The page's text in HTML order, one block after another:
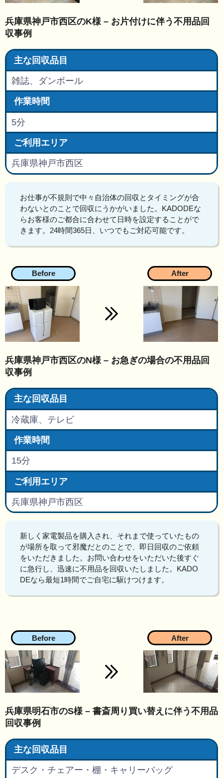
兵庫県神戸市西区のK様 – お片付けに伴う不用品回
収事例
お仕事が不規則で中々自治体の回収とタイミングが合
わないとのことで回収にうかがいました。KADODEな
らお客様のご都合に合わせて日時を設定することがで
きます。24時間365日、いつでもご対応可能です。
主な回収品目
雑誌、ダンボール
作業時間
5分
ご利用エリア
兵庫県神戸市西区
兵庫県神戸市西区のN様 – お急ぎの場合の不用品回
収事例
新しく家電製品を購入され、それまで使っていたもの
が場所を取って邪魔だとのことで、即日回収のご依頼
をいただきました。お問い合わせをいただいた後すぐ
に急行し、迅速に不用品を回収いたしました。KADO
DEなら最短1時間でご自宅に駆けつけます。
主な回収品目
冷蔵庫、テレビ
作業時間
15分
ご利用エリア
兵庫県神戸市西区
兵庫県明石市のS様 – 書斎周り買い替えに伴う不用品
回収事例
主な回収品目
デスク・チェアー・棚・キャリーバッグ